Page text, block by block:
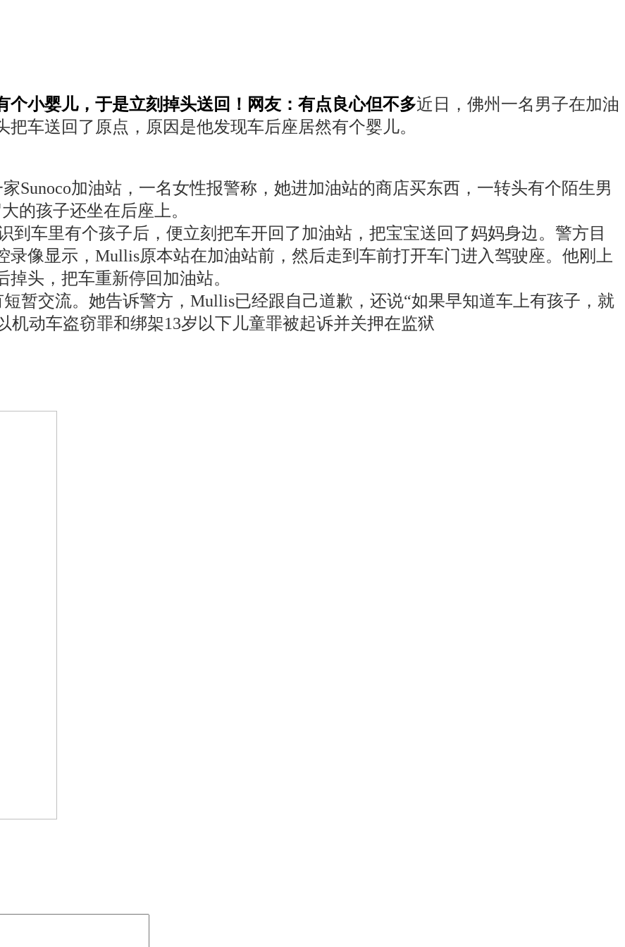
个小婴儿，于是立刻掉头送回！网友：有点良心但不多近日，佛州一名男子在加油
车送回了原点，原因是他发现车后座居然有个婴儿。
Sunoco加油站，一名女性报警称，她进加油站的商店买东西，一转头有个陌生男
的孩子还坐在后座上。
到车里有个孩子后，便立刻把车开回了加油站，把宝宝送回了妈妈身边。警方目
录像显示，Mullis原本站在加油站前，然后走到车前打开车门进入驾驶座。他刚上
头，把车重新停回加油站。
暂交流。她告诉警方，Mullis已经跟自己道歉，还说“如果早知道车上有孩子，就
机动车盗窃罪和绑架13岁以下儿童罪被起诉并关押在监狱